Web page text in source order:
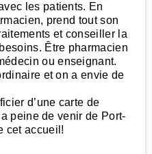
les patients. En
prend tout son
et conseiller la
Être pharmacien
ou enseignant.
et on a envie de
d’une carte de
peine de venir de Port-
cet accueil!